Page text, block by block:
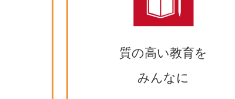
質の高い教育を
みんなに